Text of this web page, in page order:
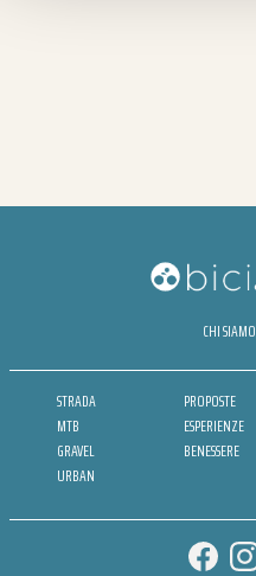
CHI SIAMO
STRADA
MTB
GRAVEL
URBAN
PROPOSTE
ESPERIENZE
BENESSERE